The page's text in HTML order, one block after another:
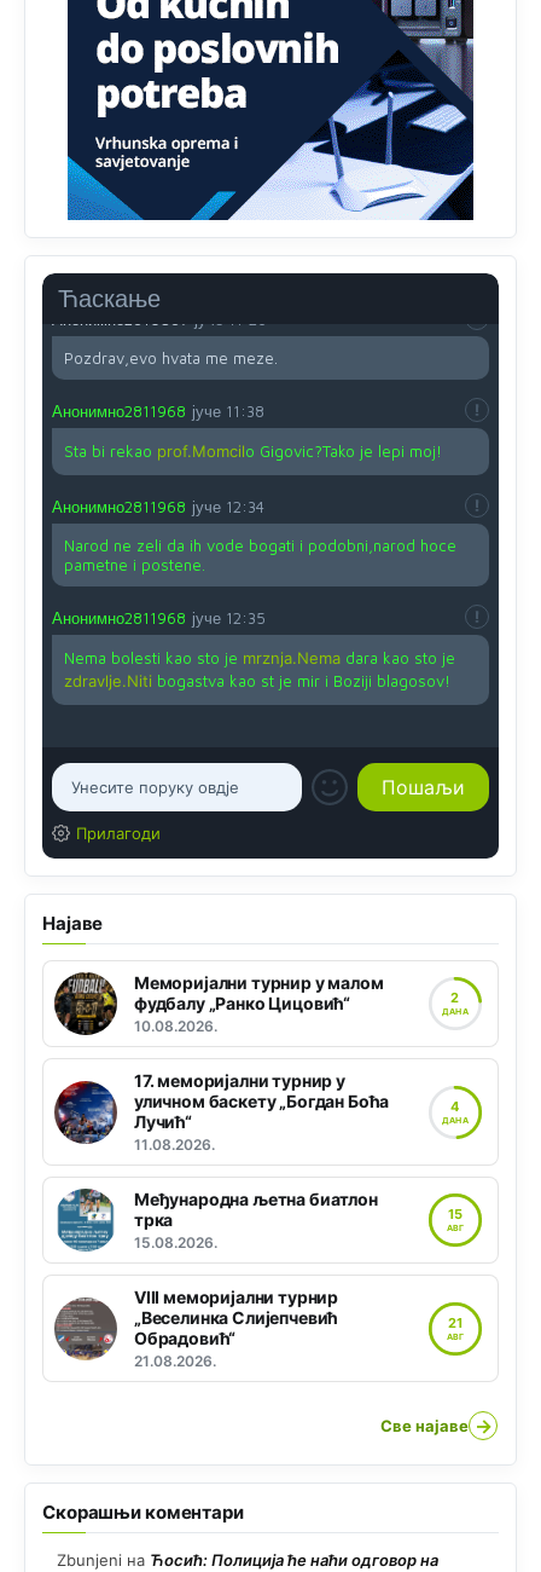
Ћаскање
Proguglajte
Анонимно2810587 јуче
O kako su cudni lvi ljudi,uzeli bi sve da mogu...a ja srce
svima fajem,radujem se tudjoj sreci.I ko ima i ko nema
na iso ce mjesto leci!
Анонимно2810587 јуче
11:24
Pozdrav,evo hvata me meze.
Анонимно2811968 јуче 11:38
Sta bi rekao prof.Momcilo Gigovic?Tako je lepi moj!
Анонимно2811968 јуче 12:34
Narod ne zeli da ih vode bogati i podobni,narod hoce
pametne i postene.
Анонимно2811968 јуче 12:35
Nema bolesti kao sto je mrznja.Nemadara kao sto je
zdravlje.Niti bogastva kao st je mir i Boziji blagosov!
Прилагоди
Најаве
Меморијални турнир у малом
фудбалу „Ранко Цицовић“
10.08.2026.
2
ДАНА
17. меморијални турнир у
уличном баскету „Богдан Боћа
Лучић“
11.08.2026.
4
ДАНА
Међународна љетна биатлон
трка
15.08.2026.
15
АВГ
VIII меморијални турнир
„Веселинка Слијепчевић
Обрадовић“
21.08.2026.
21
АВГ
Све најаве →
Скорашњи коментари
Zbunjeni на Ћосић: Полиција ће наћи одговор на